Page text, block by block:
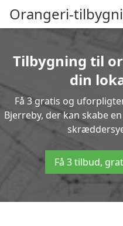
Orangeri-
Tilbygning til
din
Få 3 gratis og
Bjerreby, der kan skabe
Få 3 tilbud,